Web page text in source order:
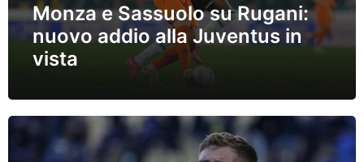
Monza e Sassuolo su Rugani:
nuovo addio alla Juventus in
vista